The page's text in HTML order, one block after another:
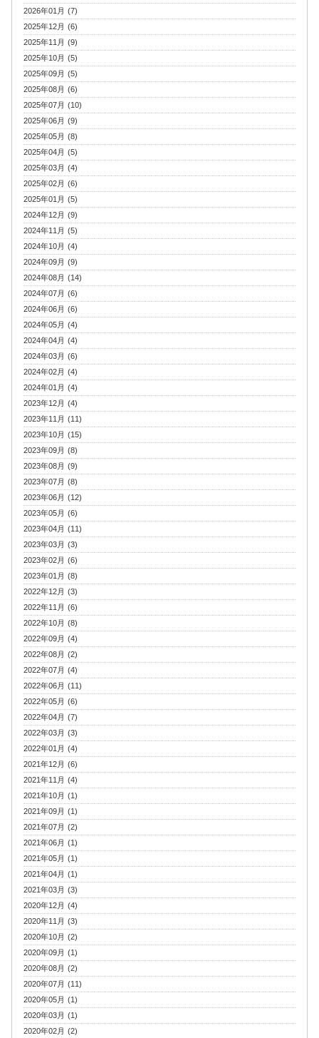
2026年01月 (7)
2025年12月 (6)
2025年11月 (9)
2025年10月 (5)
2025年09月 (5)
2025年08月 (6)
2025年07月 (10)
2025年06月 (9)
2025年05月 (8)
2025年04月 (5)
2025年03月 (4)
2025年02月 (6)
2025年01月 (5)
2024年12月 (9)
2024年11月 (5)
2024年10月 (4)
2024年09月 (9)
2024年08月 (14)
2024年07月 (6)
2024年06月 (6)
2024年05月 (4)
2024年04月 (4)
2024年03月 (6)
2024年02月 (4)
2024年01月 (4)
2023年12月 (4)
2023年11月 (11)
2023年10月 (15)
2023年09月 (8)
2023年08月 (9)
2023年07月 (8)
2023年06月 (12)
2023年05月 (6)
2023年04月 (11)
2023年03月 (3)
2023年02月 (6)
2023年01月 (8)
2022年12月 (3)
2022年11月 (6)
2022年10月 (8)
2022年09月 (4)
2022年08月 (2)
2022年07月 (4)
2022年06月 (11)
2022年05月 (6)
2022年04月 (7)
2022年03月 (3)
2022年01月 (4)
2021年12月 (6)
2021年11月 (4)
2021年10月 (1)
2021年09月 (1)
2021年07月 (2)
2021年06月 (1)
2021年05月 (1)
2021年04月 (1)
2021年03月 (3)
2020年12月 (4)
2020年11月 (3)
2020年10月 (2)
2020年09月 (1)
2020年08月 (2)
2020年07月 (11)
2020年05月 (1)
2020年03月 (1)
2020年02月 (2)